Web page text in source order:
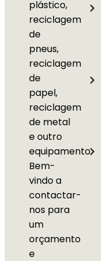
plástico,
reciclagem
de
pneus,
reciclagem
de
papel,
reciclagem
de metal
e outro
equipamento.
Bem-
vindo a
contactar-
nos para
um
orçamento
e